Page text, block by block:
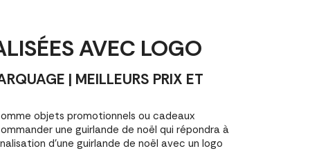
AVEC LOGO
| MEILLEURS PRIX ET
objets promotionnels ou cadeaux
une guirlande de noël qui répondra à
d'une guirlande de noël avec un logo